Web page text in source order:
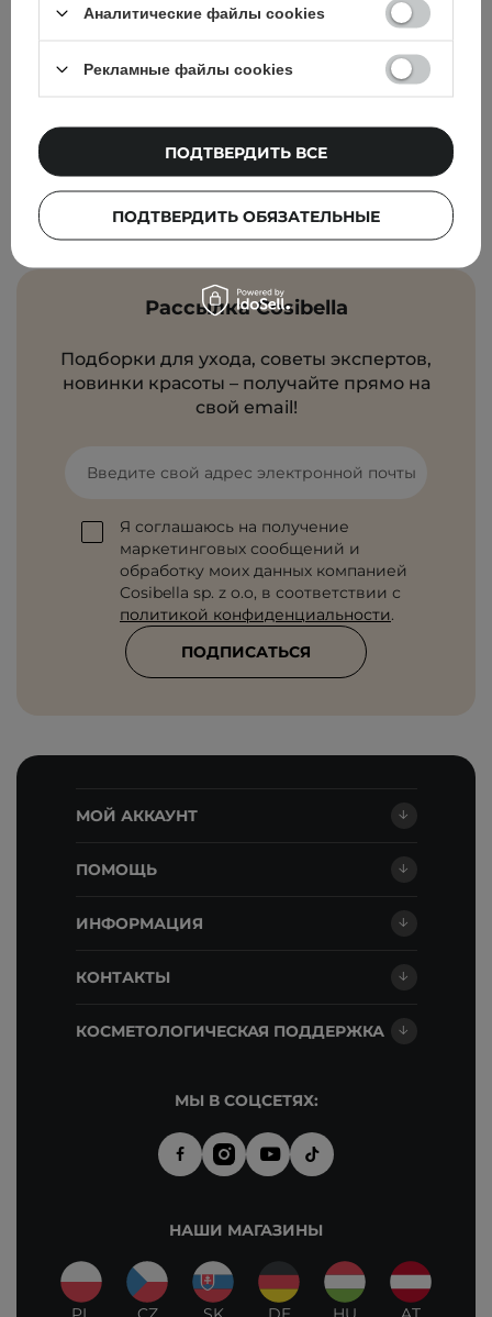
Популярные бренды
COSRX
The Ordinary
Bioderma
Holika Holika
Paula's Choice
Cos De BAHA
Olaplex
Elizavecca
Pyunkang Yul
CeraVe
Рассылка Cosibella
Подборки для ухода, советы экспертов,
новинки красоты – получайте прямо на
свой email!
Введите свой адрес электронной почты
Я соглашаюсь на получение
маркетинговых сообщений и
обработку моих данных компанией
Cosibella sp. z o.o, в соответствии с
политикой конфиденциальности.
ПОДПИСАТЬСЯ
МОЙ АККАУНТ
ПОМОЩЬ
ИНФОРМАЦИЯ
КОНТАКТЫ
КОСМЕТОЛОГИЧЕСКАЯ ПОДДЕРЖКА
МЫ В СОЦСЕТЯХ:
НАШИ МАГАЗИНЫ
Аналитические файлы cookies
Рекламные файлы cookies
ПОДТВЕРДИТЬ ОБЯЗАТЕЛЬНЫЕ
ПОДТВЕРДИТЬ ВСЕ